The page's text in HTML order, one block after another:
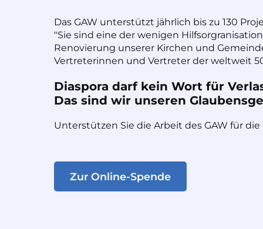
Das GAW unterstützt jährlich bis zu 130
"Sie sind eine der wenigen
Renovierung unserer Kirchen und
Vertreterinnen und Vertreter der weltweit
Diaspora darf kein Wort für
Das sind wir unseren
Unterstützen Sie die Arbeit des GAW für
Zur Online-Spende